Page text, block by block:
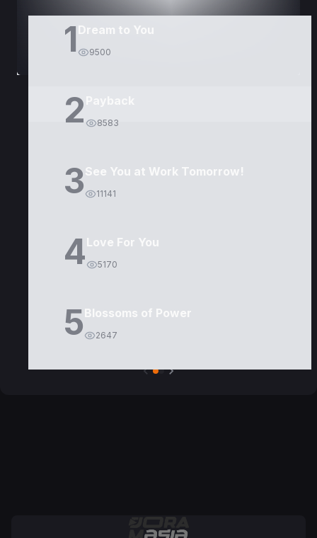
1 Dream to You
9500
2 8583
3See You at Work Tomorrow!
11141
4Love For You
5170
5Blossoms of Power
2647